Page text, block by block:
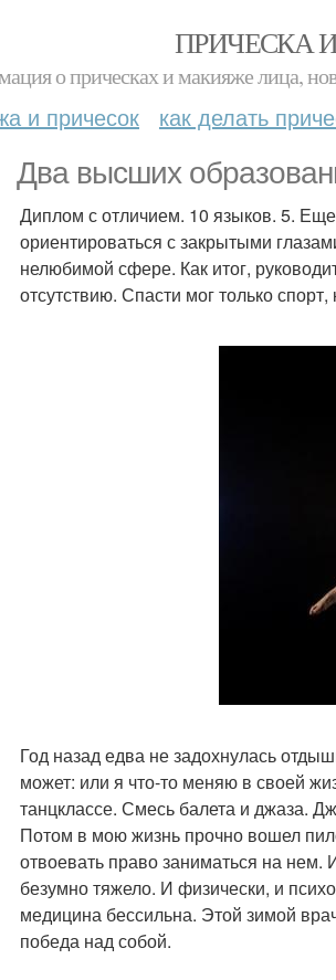
ПРИЧЕСКА
о прическах и макияже лица,
и причесок как делать
Два высших
Диплом с отличием. 10 языков. 5.
ориентироваться с закрытыми
нелюбимой сфере. Как итог,
отсутствию. Спасти мог только
Год назад едва не задохнулась
может: или я что-то меняю в своей
танцклассе. Смесь балета и джаза.
Потом в мою жизнь прочно вошел
отвоевать право заниматься на нем.
безумно тяжело. И физически, и
медицина бессильна. Этой зимой
победа над собой.